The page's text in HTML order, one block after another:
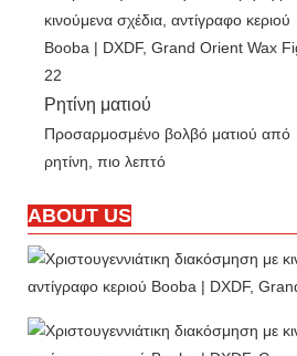
Ρητίνη ματιού
Προσαρμοσμένο βολβό ματιού από
ρητίνη, πιο λεπτό
ABOUT US